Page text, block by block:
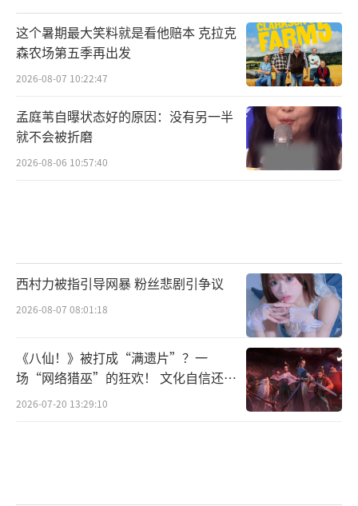
爱坚守的富家公子洛家恒。近年来王冠逸一直
深耕角色作品，努力突破角色限制，从细微感
知处入手，诠释不同性格的人物，带给观众一
角色中找到情感的突破和意义的共鸣。期待王
冠逸在新剧《亦舞之城》中带给我们精彩亮眼
的诠释啦！
（责任编辑：郭一楠 CK001）
这个暑期最大笑料就是看他赔本 克拉克
森农场第五季再出发
2026-08-07 10:22:47
孟庭苇自曝状态好的原因：没有另一半
就不会被折磨
2026-08-06 10:57:40
西村力被指引导网暴 粉丝悲剧引争议
2026-08-07 08:01:18
《八仙！》被打成“满遗片”？一
场“网络猎巫”的狂欢！ 文化自信还是
焦虑？
2026-07-20 13:29:10